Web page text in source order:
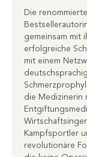
Die
gemeinsam mit
erfolgreiche
mit einem
die Medizinerin
Kampfsportler
revolutionäre